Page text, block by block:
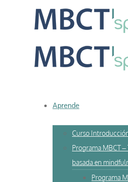
Aprende
Curso
Programa MBCT
basada en
Programa